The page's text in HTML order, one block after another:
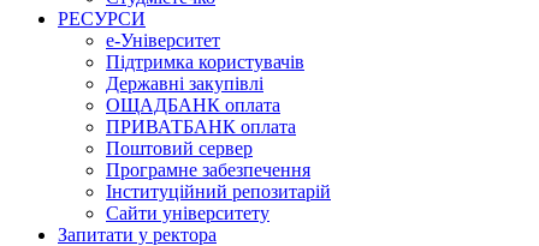
РЕСУРСИ
е-Університет
Підтримка користувачів
Державні закупівлі
ОЩАДБАНК оплата
ПРИВАТБАНК оплата
Поштовий сервер
Програмне забезпечення
Інституційний репозитарій
Сайти університету
Запитати у ректора